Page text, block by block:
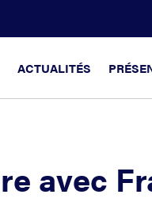
ACTUALITÉS
avec